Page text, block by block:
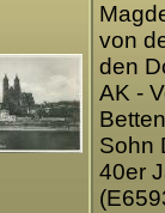
von
den
AK -
Sohn
40er